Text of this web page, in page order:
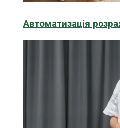
Автоматизація